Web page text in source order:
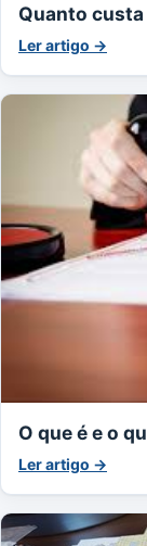
Quanto
Ler artigo →
O que é e o
Ler artigo →